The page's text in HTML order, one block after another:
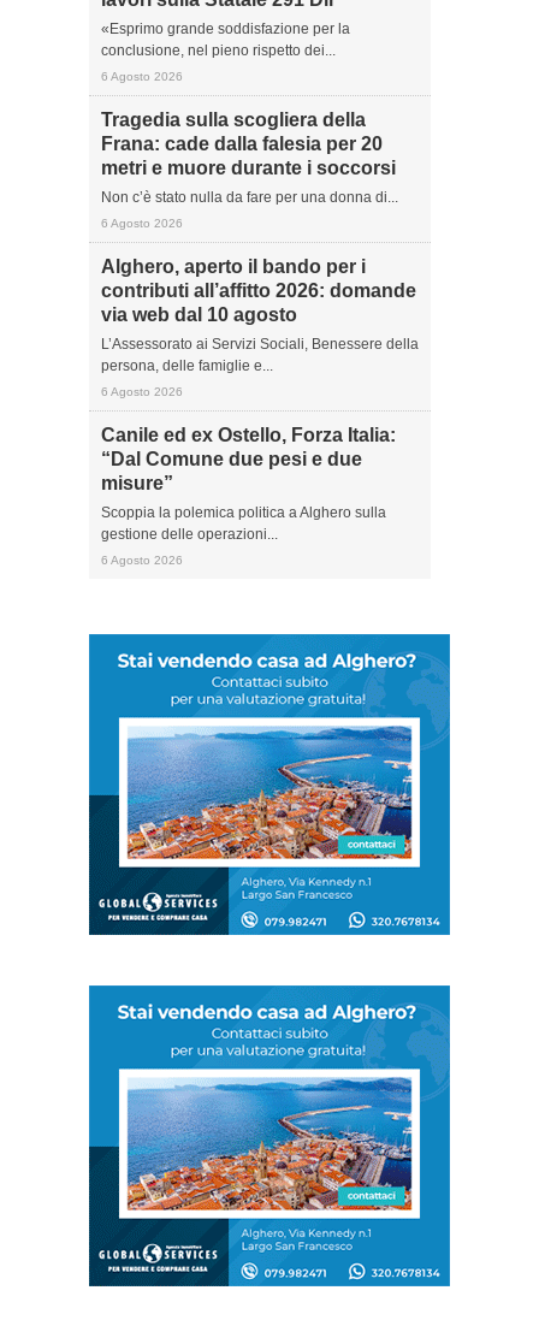
«Esprimo grande soddisfazione per la
conclusione, nel pieno rispetto dei...
6 Agosto 2026
Tragedia sulla scogliera della
Frana: cade dalla falesia per 20
metri e muore durante i soccorsi
Non c’è stato nulla da fare per una donna di...
6 Agosto 2026
Alghero, aperto il bando per i
contributi all’affitto 2026: domande
via web dal 10 agosto
L’Assessorato ai Servizi Sociali, Benessere della
persona, delle famiglie e...
6 Agosto 2026
Canile ed ex Ostello, Forza Italia:
“Dal Comune due pesi e due
misure”
Scoppia la polemica politica a Alghero sulla
gestione delle operazioni...
6 Agosto 2026